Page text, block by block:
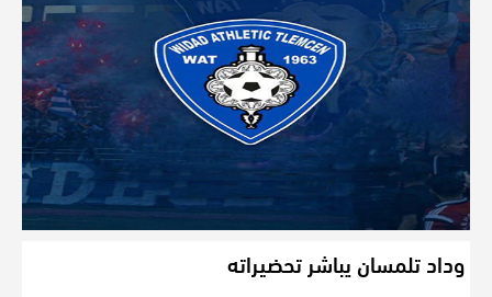
وداد تلمسان يباشر تحضيراته